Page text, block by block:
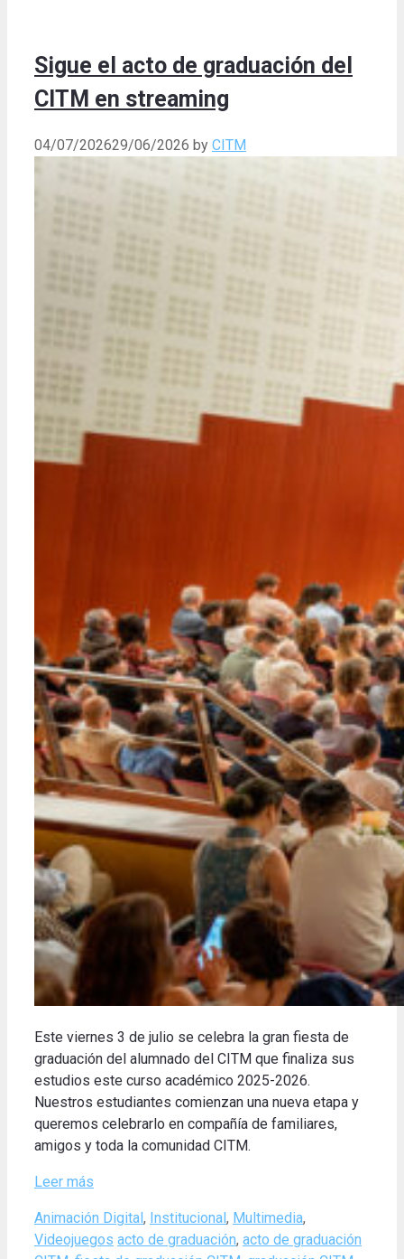
Sigue el acto de graduación del
CITM en streaming
04/07/202629/06/2026 by CITM
Este viernes 3 de julio se celebra la gran fiesta de
graduación del alumnado del CITM que finaliza sus
estudios este curso académico 2025-2026.
Nuestros estudiantes comienzan una nueva etapa y
queremos celebrarlo en compañía de familiares,
amigos y toda la comunidad CITM.
Leer más
Categories
Animación Digital, Institucional, Multimedia,
Videojuegos Tags
acto de graduación, acto de graduación